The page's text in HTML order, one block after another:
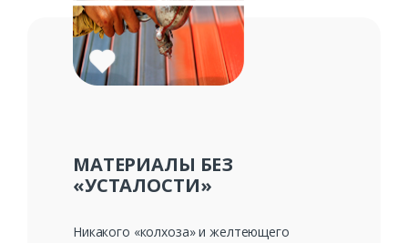
МАТЕРИАЛЫ БЕЗ
«УСТАЛОСТИ»
Никакого «колхоза» и желтеющего